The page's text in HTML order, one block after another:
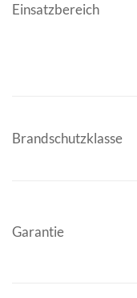
Einsatzbereich
Brandschutzklasse
Garantie